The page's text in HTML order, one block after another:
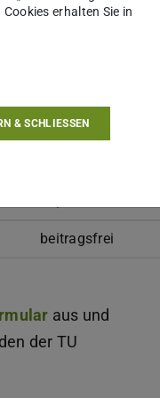
175,00 €
beitragsfrei
(PDF-Datei)
(wird in
aus und
der TU
erhalten Sie in
& SCHLIESSEN